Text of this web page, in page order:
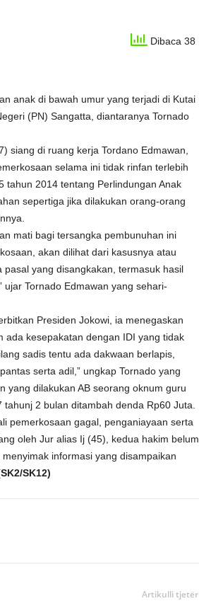
Dibaca 38
anak di bawah umur yang terjadi di Kutai
(PN) Sangatta, diantaranya Tornado
siang di ruang kerja Tordano Edmawan,
selama ini tidak rinfan terlebih
tahun 2014 tentang Perlindungan Anak
sepertiga jika dilakukan orang-orang
mati bagi tersangka pembunuhan ini
akan dilihat dari kasusnya atau
yang disangkakan, termasuk hasil
Tornado Edmawan yang sehari-
Presiden Jokowi, ia menegaskan
ada kesepakatan dengan IDI yang tidak
sadis tentu ada dakwaan berlapis,
serta adil,” ungkap Tornado yang
yang dilakukan AB seorang oknum guru
2 bulan ditambah denda Rp60 Juta.
pemerkosaan gagal, penganiayaan serta
oleh Jur alias Ij (45), kedua hakim belum
informasi yang disampaikan
SK12)
Artikulli tjetër